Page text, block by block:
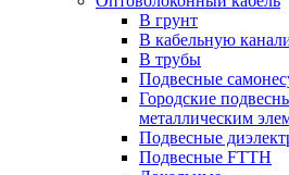
В грунт
В кабельную
В трубы
Подвесные
Городские
металлическим
Подвесные
Подвесные FTTH